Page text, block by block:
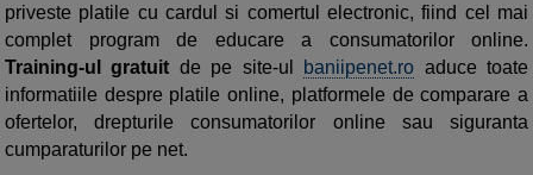
priveste platile cu cardul si comertul electronic, fiind cel mai
complet program de educare a consumatorilor online.
Training-ul gratuit de pe site-ul baniipenet.ro aduce toate
informatiile despre platile online, platformele de comparare a
ofertelor, drepturile consumatorilor online sau siguranta
cumparaturilor pe net.